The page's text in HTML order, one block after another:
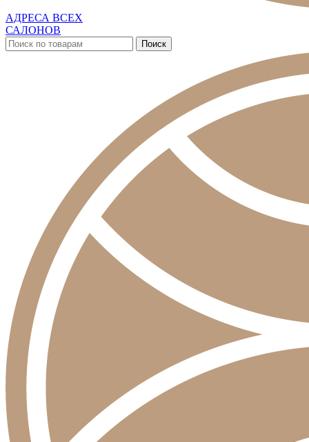
АДРЕСА ВСЕХ
САЛОНОВ